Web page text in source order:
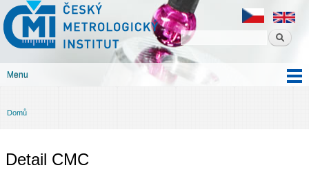
obsahu
Český
metrologický
institut
Menu
Jste zde
Domů
Detail CMC